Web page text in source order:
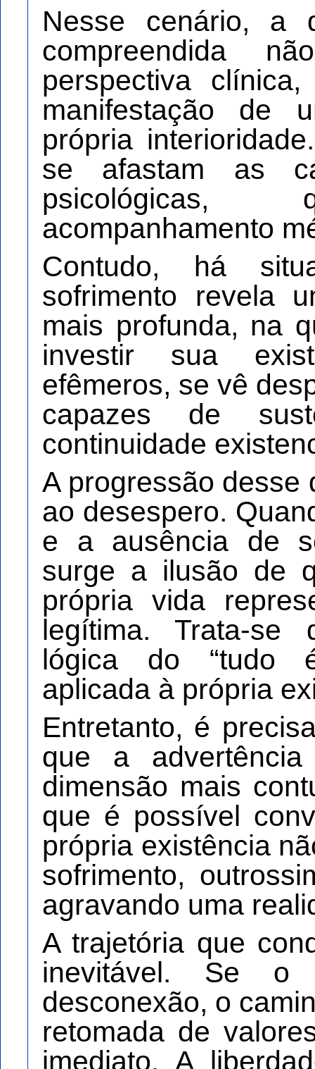
Nesse cenário, a
compreendida
perspectiva
manifestação de
própria
se afastam as
psicológicas,
acompanhamento
Contudo, há
sofrimento revela
mais profunda, na
investir sua
efêmeros, se vê
capazes de
continuidade
A progressão desse
ao desespero.
e a ausência de
surge a ilusão de
própria vida
legítima. Trata-se
lógica do “tudo
aplicada à própria
Entretanto, é
que a
dimensão mais
que é possível
própria existência
sofrimento,
agravando uma
A trajetória que
inevitável. Se o
desconexão, o
retomada de
imediato. A